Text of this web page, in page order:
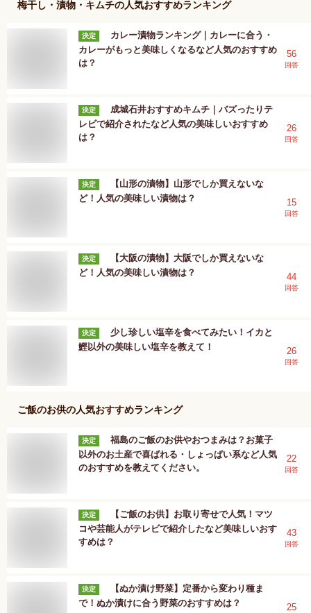
梅干し・漬物・キムチの人気おすすめランキング
決定
カレー漬物ランキング｜カレーに合う・
カレーがもっと美味しくなるなど人気のおすすめ
は？
56
回答
決定
成城石井おすすめキムチ｜バズったりテ
レビで紹介されたなど人気の美味しいおすすめ
は？
26
回答
決定
【山形の漬物】山形でしか買えないな
ど！人気の美味しい漬物は？
15
回答
決定
【大阪の漬物】大阪でしか買えないな
ど！人気の美味しい漬物は？
44
回答
決定
少し珍しい塩辛を食べてみたい！イカと
鰹以外の美味しい塩辛を教えて！
26
回答
ご飯のお供の人気おすすめランキング
決定
福島のご飯のお供やおつまみは？お菓子
以外のお土産で喜ばれる・しょっぱい系など人気
のおすすめを教えてください。
22
回答
決定
【ご飯のお供】お取り寄せで人気！マツ
コや芸能人がテレビで紹介したなど美味しいおす
すめは？
43
回答
決定
【ぬか漬け野菜】定番から変わり種ま
で！ぬか漬けに合う野菜のおすすめは？
25